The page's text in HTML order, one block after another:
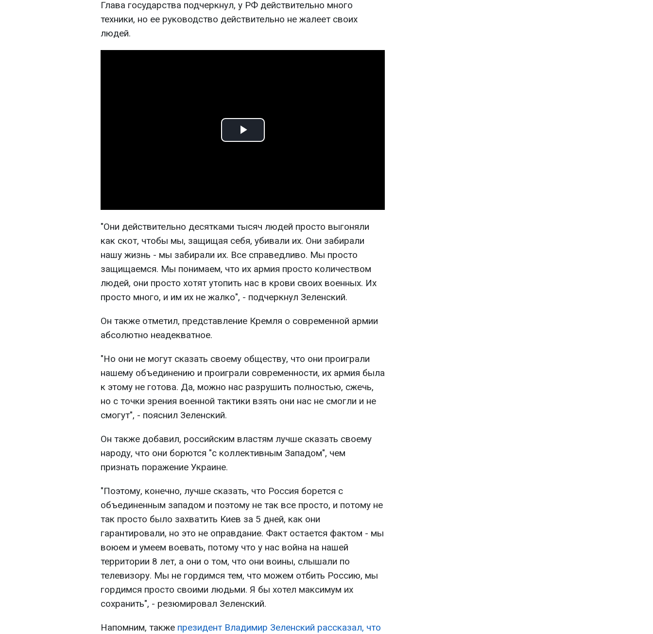
Глава государства подчеркнул, у РФ действительно много
техники, но ее руководство действительно не жалеет своих
людей.
Play
"Они действительно десятками тысяч людей просто выгоняли
как скот, чтобы мы, защищая себя, убивали их. Они забирали
нашу жизнь - мы забирали их. Все справедливо. Мы просто
защищаемся. Мы понимаем, что их армия просто количеством
людей, они просто хотят утопить нас в крови своих военных. Их
просто много, и им их не жалко", - подчеркнул Зеленский.
Он также отметил, представление Кремля о современной армии
абсолютно неадекватное.
"Но они не могут сказать своему обществу, что они проиграли
нашему объединению и проиграли современности, их армия была
к этому не готова. Да, можно нас разрушить полностью, сжечь,
но с точки зрения военной тактики взять они нас не смогли и не
смогут", - пояснил Зеленский.
Он также добавил, российским властям лучше сказать своему
народу, что они борются "с коллективным Западом", чем
признать поражение Украине.
"Поэтому, конечно, лучше сказать, что Россия борется с
объединенным западом и поэтому не так все просто, и потому не
так просто было захватить Киев за 5 дней, как они
гарантировали, но это не оправдание. Факт остается фактом - мы
воюем и умеем воевать, потому что у нас война на нашей
территории 8 лет, а они о том, что они воины, слышали по
телевизору. Мы не гордимся тем, что можем отбить Россию, мы
гордимся просто своими людьми. Я бы хотел максимум их
сохранить", - резюмировал Зеленский.
Напомним, также президент Владимир Зеленский рассказал, что